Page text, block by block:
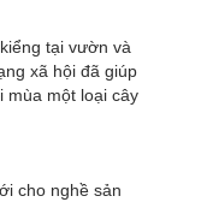
tại vườn và
xã hội đã giúp
mùa một loại cây
cho nghề sản